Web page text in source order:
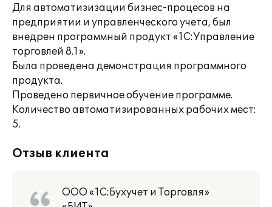
Для автоматизизации бизнес-процесов на
предприятии и управленческого учета, был
внедрен программный продукт «1С:Управление
торговлей 8.1».
Была проведена демонстрация программного
продукта.
Проведено первичное обучение программе.
Количество автоматизированных рабочих мест:
5.
Отзыв клиента
ООО «1С:Бухучет и Торговля»